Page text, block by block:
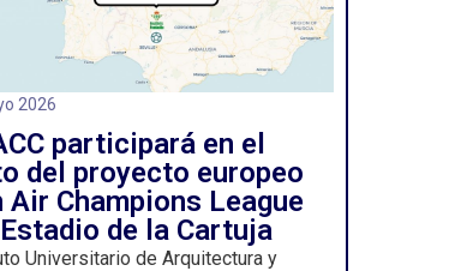
2026
participará en el
del proyecto europeo
Air Champions League
de la Cartuja
Universitario de Arquitectura y